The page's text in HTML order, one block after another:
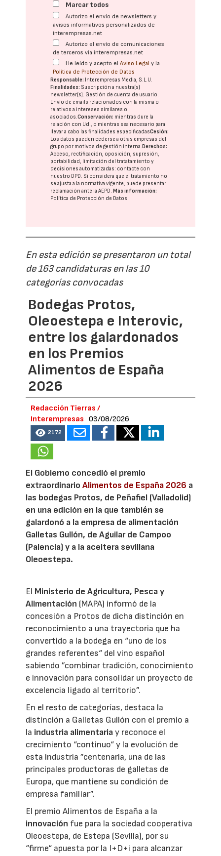
Marcar todos
Autorizo el envío de newsletters y
avisos informativos personalizados de
interempresas.net
Autorizo el envío de comunicaciones
de terceros vía interempresas.net
He leído y acepto elAviso Legal y la
Política de Protección de Datos
Responsable: Interempresas Media, S.L.U.
Finalidades: Suscripción a nuestra(s)
newsletter(s). Gestión de cuenta de usuario.
Envío de emails relacionados con la misma o
relativos a intereses similares o
asociados.Conservación: mientras dure la
relación con Ud., o mientras sea necesario para
llevar a cabo las finalidades especificadasCesión:
Los datos pueden cederse a otras empresas del
grupo por motivos de gestión interna. Derechos:
Acceso, rectificación, oposición, supresión,
portabilidad, limitación del tratatamiento y
decisiones automatizadas: contacte con
nuestro DPD. Si considera que el tratamiento no
se ajusta a la normativa vigente, puede presentar
reclamación ante laAEPD. Más información:
Política de Protección de Datos
En esta edición se presentaron un total
de 163 candidaturas en las 10
categorías convocadas
Bodegas Protos,
Oleoestepa e Interovic,
entre los galardonados
en los Premios
Alimentos de España
2026
Redacción Tierras /
Interempresas
03/08/2026
2172
El Gobierno concedió el premio
extraordinarioAlimentos de España 2026 a
las bodegas Protos, de Peñafiel (Valladolid)
en una edición en la que también se
galardonó a la empresa de alimentación
Galletas Gullón, de Aguilar de Campoo
(Palencia) y a la aceitera sevillana
Oleoestepa.
El Ministerio de Agricultura, Pesca y
Alimentación (MAPA) informó de la
concesión a Protos de dicha distinción en
reconocimiento a una trayectoria que ha
convertido a la bodega en “uno de los
grandes referentes“ del vino español
sabiendo ”combinar tradición, conocimiento
e innovación para consolidar un proyecto de
excelencia ligado al territorio”.
En el resto de categorías, destaca la
distinción a Galletas Gullón con el premio a
la industria alimentariay reconoce el
crecimiento “continuo“ y la evolución de
esta industria ”centenaria, una de las
principales productoras de galletas de
Europa, que mantiene su condición de
empresa familiar”.
El premio Alimentos de España a la
innovación fue para la sociedad cooperativa
Oleoestepa, de Estepa (Sevilla), por su
“firme“ apuesta por la I+D+i para alcanzar